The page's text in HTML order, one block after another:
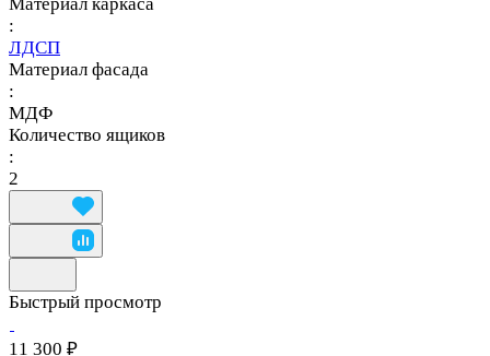
:
ЛДСП
Материал фасада
:
МДФ
Количество ящиков
:
2
Быстрый просмотр
11 300 ₽